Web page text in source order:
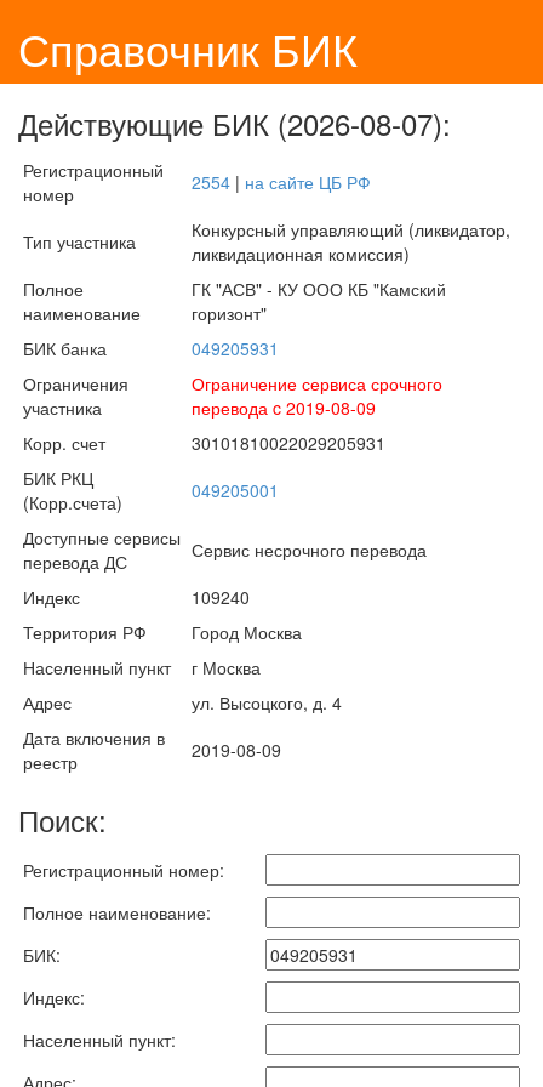
Справочник БИК
Действующие БИК (2026-08-07):
Регистрационный
номер
2554 | на сайте ЦБ РФ
Тип участника
Конкурсный управляющий (ликвидатор,
ликвидационная комиссия)
Полное
наименование
ГК "АСВ" - КУ ООО КБ "Камский
горизонт"
БИК банка
049205931
Ограничения
участника
Ограничение сервиса срочного
перевода c 2019-08-09
Корр. счет
30101810022029205931
БИК РКЦ
(Корр.счета)
049205001
Доступные сервисы
перевода ДС
Сервис несрочного перевода
Индекс
109240
Территория РФ
Город Москва
Населенный пункт
г Москва
Адрес
ул. Высоцкого, д. 4
Дата включения в
реестр
2019-08-09
Поиск:
Регистрационный номер:
Полное наименование:
БИК:
Индекс:
Населенный пункт:
Адрес: